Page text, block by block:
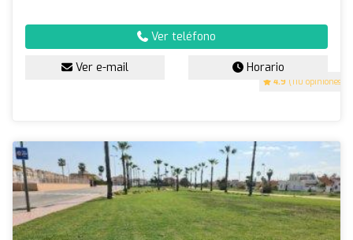
4.9 (110 opiniones)
Ver teléfono
Ver e-mail Horario